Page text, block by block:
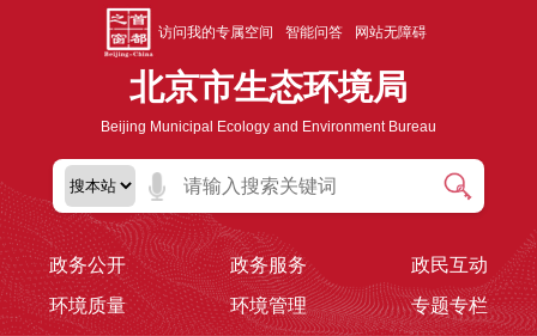
访问我的专属空间 智能问答 网站无障碍
北京市生态环境局
Beijing Municipal Ecology and Environment Bureau
政务公开 政务服务
政民互动
环境质量
环境管理 专题专栏